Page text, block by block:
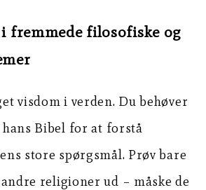
fremmede filosofiske og
visdom i verden. Du behøver
hans Bibel for at forstå
store spørgsmål. Prøv bare
religioner ud – måske de